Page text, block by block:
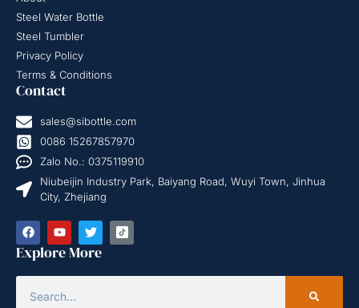
Steel Water Bottle
Steel Tumbler
Privacy Policy
Terms & Conditions
Contact
sales@sibottle.com
0086 15267857970
Zalo No.: 0375119910
Niubeijin Industry Park, Baiyang Road, Wuyi Town, Jinhua
City, Zhejiang
Explore More